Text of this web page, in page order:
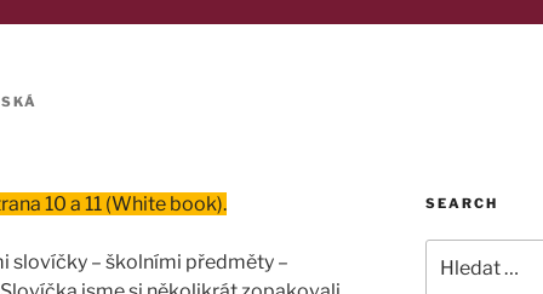
10 a 11 (White book).
slovíčky – školními předměty –
SEARCH